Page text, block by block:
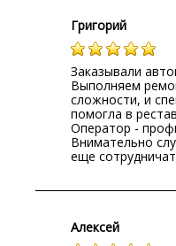
Григорий
Заказывали
Выполняем
сложности, и
помогла в
Оператор -
Внимательно
еще
Алексей